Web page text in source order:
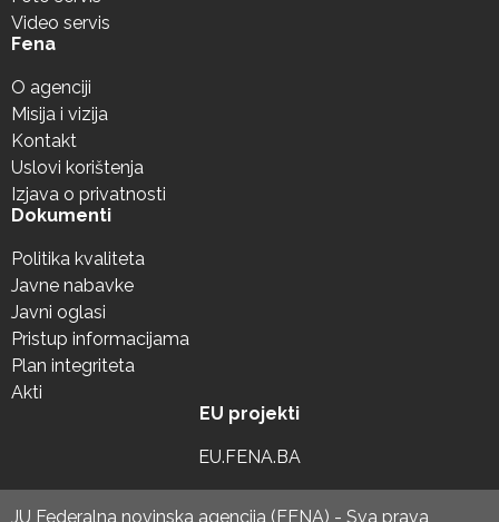
Video servis
Fena
O agenciji
Misija i vizija
Kontakt
Uslovi korištenja
Izjava o privatnosti
Dokumenti
Politika kvaliteta
Javne nabavke
Javni oglasi
Pristup informacijama
Plan integriteta
Akti
EU projekti
EU.FENA.BA
JU Federalna novinska agencija (FENA) - Sva prava